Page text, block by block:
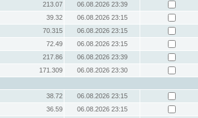
213.07
06.08.2026 23:39
39.32
06.08.2026 23:15
70.315
06.08.2026 23:15
72.49
06.08.2026 23:15
217.86
06.08.2026 23:39
171.309
06.08.2026 23:30
38.72
06.08.2026 23:15
36.59
06.08.2026 23:15